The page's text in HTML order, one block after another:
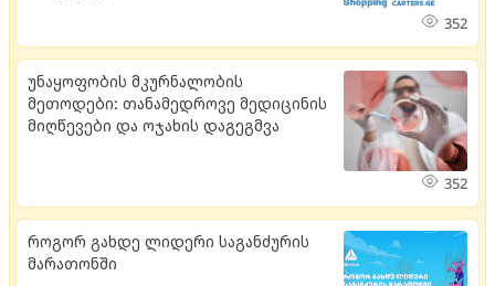
352
უნაყოფობის მკურნალობის
მეთოდები: თანამედროვე მედიცინის
მიღწევები და ოჯახის დაგეგმვა
352
როგორ გახდე ლიდერი საგანძურის
მარათონში